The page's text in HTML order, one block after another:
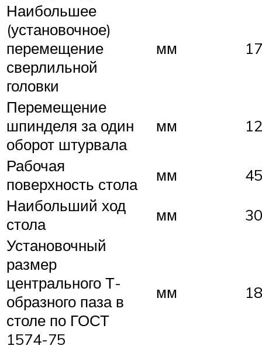
Наибольшее
(установочное)
перемещение
сверлильной
головки
мм
Перемещение
шпинделя за один
оборот штурвала
мм
Рабочая
поверхность стола
мм
Наибольший ход
стола
мм
Установочный
размер
центрального Т-
образного паза в
столе по ГОСТ
1574-75
мм